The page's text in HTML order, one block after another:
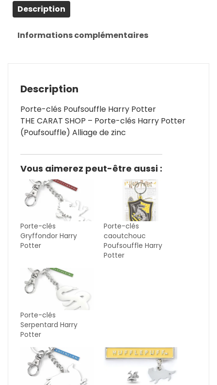
Description
Informations complémentaires
Description
Porte-clés Poufsouffle Harry Potter
THE CARAT SHOP – Porte-clés Harry Potter
(Poufsouffle) Alliage de zinc
Vous aimerez peut-être aussi :
Porte-clés
Gryffondor Harry
Potter
Porte-clés
caoutchouc
Poufsouffle Harry
Potter
Porte-clés
Serpentard Harry
Potter